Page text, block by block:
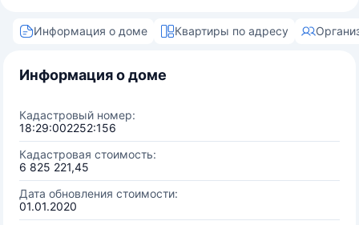
Информация о доме Квартиры по адресу
Информация о доме
Кадастровый номер:
18:29:002252:156
Кадастровая стоимость:
6 825 221,45
Дата обновления стоимости:
01.01.2020